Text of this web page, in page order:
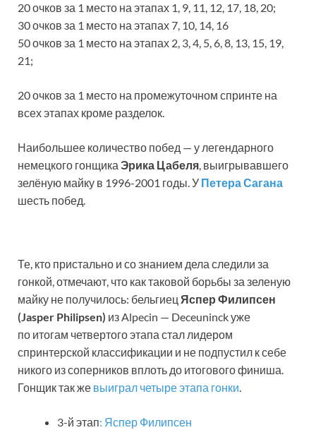
20 очков за 1 место на этапах 1, 9, 11, 12, 17, 18, 20;
30 очков за 1 место на этапах 7, 10, 14, 16
50 очков за 1 место на этапах 2, 3, 4, 5, 6, 8, 13, 15, 19,
21;
20 очков за 1 место на промежуточном спринте на
всех этапах кроме разделок.
Наибольшее количество побед — у легендарного
немецкого гонщика Эрика Цабеля, выигрывавшего
зелёную майку в 1996-2001 годы. У Петера Сагана
шесть побед.
Те, кто пристально и со знанием дела следили за
гонкой, отмечают, что как таковой борьбы за зеленую
майку не получилось: бельгиец Яспер Филипсен
(Jasper Philipsen) из Alpecin — Deceuninck уже
по итогам четвертого этапа стал лидером
спринтерской классификации и не подпустил к себе
никого из соперников вплоть до итогового финиша.
Гонщик так же выиграл четыре этапа гонки.
3-й этап: Яспер Филипсен